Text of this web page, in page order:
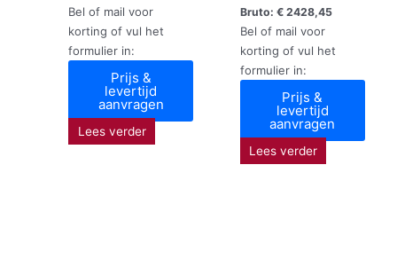
Bel of mail voor
korting of vul het
formulier in:
Prijs &
levertijd
aanvragen
Lees verder
Bruto: €2428,45
Bel of mail voor
korting of vul het
formulier in:
Prijs &
levertijd
aanvragen
Lees verder